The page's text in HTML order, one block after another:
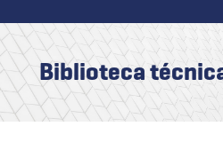
Biblioteca